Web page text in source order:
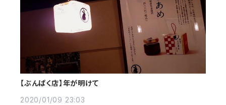
【ぶんぱく店】年が明けて
2020/01/09 23:03